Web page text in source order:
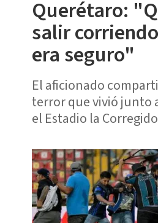
Querétaro:
salir
era seguro"
El aficionado
terror que vivió junto
el Estadio la